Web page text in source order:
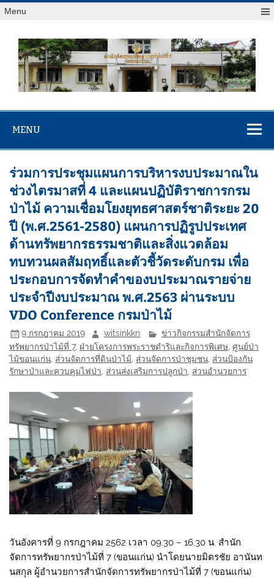
Menu
สจป.ที่ 7
(ขอนแก่น)
MENU
ร่วมการประชุมแผนการบริหารงบประมาณใน
ช่วงไตรมาสที่ 4 และแผนปฏิบัติราชการกรม
ป่าไม้ ความเชื่อมโยงยุทธศาสตร์ชาติระยะ 20
ปี (พ.ศ.2561-2580) แผนการปฏิรูปประเทศ
ด้านทรัพยากรธรรมชาติและสิ่งแวดล้อม
ทบทวนผลสัมฤทธิ์และตัวชี้วัดระดับกรม เพื่อ
ประกอบการจัดทำคำของบประมาณรายจ่าย
ประจำปีงบประมาณ พ.ศ.2563 ผ่านระบบ
VDO Conference กรมป่าไม้
9 กรกฎาคม 2019 witsinkkn
ข่าวกิจกรรมสำนักจัดการ
ทรัพยากรป่าไม้ที่ 7, ฝ่ายโครงการพระราชดำริและกิจการพิเศษ ,ศูนย์ป่า
ไม้ขอนแก่น ส่วนจัดการที่ดินป่าไม้ ส่วนจัดการป่าชุมชน ส่วนป้องกัน
รักษาป่าและควบคุมไฟป่า ส่วนส่งเสริมการปลูกป่า ส่วนอำนวยการ
วันอังคารที่ 9 กรกฎาคม 2562 เวลา 09.30 – 16.30 น. สำนัก
จัดการทรัพยากรป่าไม้ที่ 7 (ขอนแก่น) นำโดยนายมิตรชัย อานันท
นสกุล ผู้อำนวยการสำนักจัดการทรัพยากรป่าไม้ที่ 7 (ขอนแก่น)